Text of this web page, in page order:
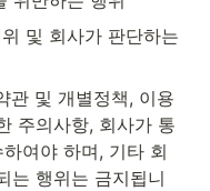
및 회사가 판단하는
및 개별정책, 이용
주의사항, 회사가 통
여야 하며, 기타 회
는 행위는 금지됩니